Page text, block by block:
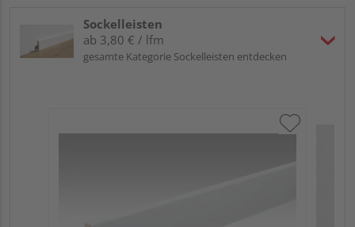
Sockelleisten
ab 3,80 € / lfm
gesamte Kategorie Sockelleisten entdecken